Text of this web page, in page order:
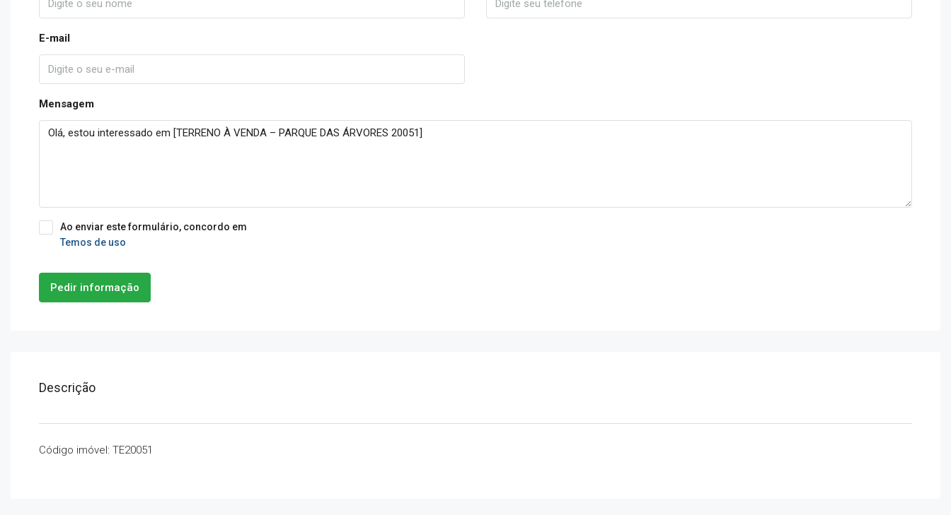
E-mail
Mensagem
Ao enviar este formulário, concordo em
Temos de uso
Pedir informação
Descrição
Código imóvel: TE20051